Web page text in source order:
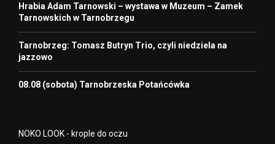
Hrabia Adam Tarnowski – wystawa w Muzeum – Zamek
Tarnowskich w Tarnobrzegu
Tarnobrzeg: Tomasz Butryn Trio, czyli niedziela na
jazzowo
08.08 (sobota) Tarnobrzeska Potańcówka
NOKO LOOK - krople do oczu